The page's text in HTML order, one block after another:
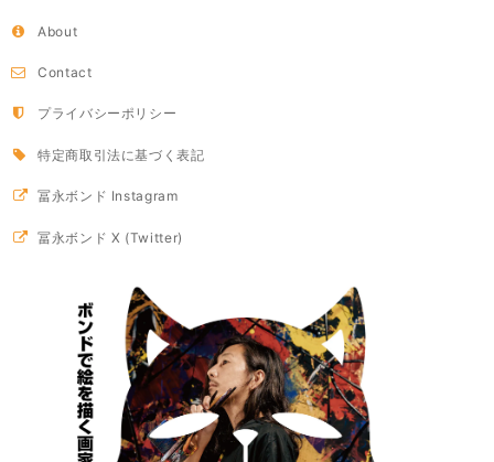
About
Contact
プライバシーポリシー
特定商取引法に基づく表記
冨永ボンド Instagram
冨永ボンド X (Twitter)